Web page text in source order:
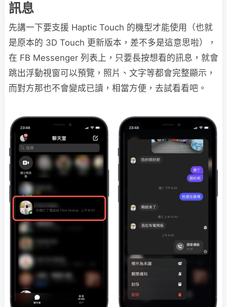
訊息
先講一下要支援 Haptic Touch 的機型才能使用（也就
是原本的 3D Touch 更新版本，差不多是這意思啦），
在 FB Messenger 列表上，只要長按想看的訊息，就會
跳出浮動視窗可以預覽，照片、文字等都會完整顯示，
而對方那也不會變成已讀，相當方便，去試看看吧。